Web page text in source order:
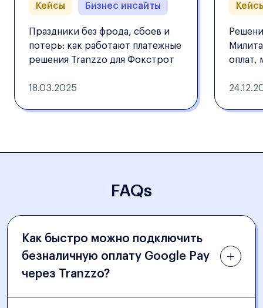
Кейсы Бизнес инсайты
Праздники без фрода, сбоев и
потерь: как работают платежные
решения Tranzzo для Фокстрот
18.03.2025
оплат,
FAQs
Как быстро можно подключить
безналичную оплату Google Pay
через Tranzzo?